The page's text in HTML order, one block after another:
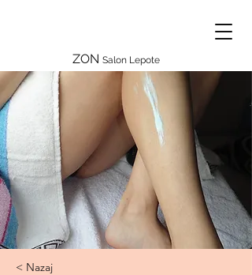
ZON Salon Lepote
< Nazaj